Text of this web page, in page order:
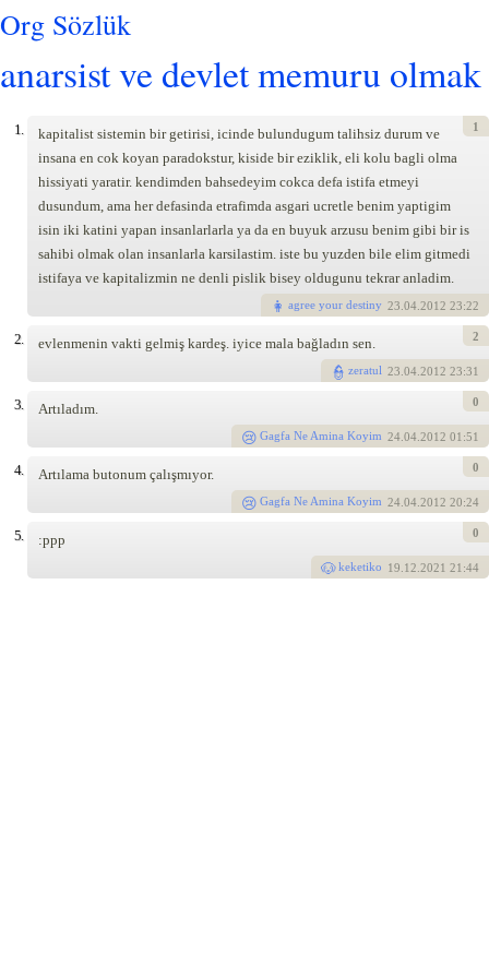
Org Sözlük
anarsist ve devlet memuru olmak
1.
kapitalist sistemin bir getirisi, icinde bulundugum talihsiz durum ve
insana en cok koyan paradokstur, kiside bir eziklik, eli kolu bagli olma
hissiyati yaratir. kendimden bahsedeyim cokca defa istifa etmeyi
dusundum, ama her defasinda etrafimda asgari ucretle benim yaptigim
isin iki katini yapan insanlarlarla ya da en buyuk arzusu benim gibi bir is
sahibi olmak olan insanlarla karsilastim. iste bu yuzden bile elim gitmedi
istifaya ve kapitalizmin ne denli pislik bisey oldugunu tekrar anladim.
agree your destiny 23.04.2012 23:22
1
2. evlenmenin vakti gelmiş kardeş. iyice mala bağladın sen.
zeratul 23.04.2012 23:31
2
3. Artıladım.
Gagfa Ne Amina Koyim 24.04.2012 01:51
0
4. Artılama butonum çalışmıyor.
Gagfa Ne Amina Koyim 24.04.2012 20:24
0
5. :ppp
keketiko 19.12.2021 21:44
0